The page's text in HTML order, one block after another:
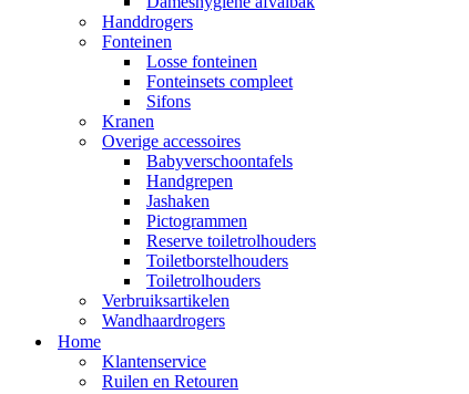
Handdrogers
Fonteinen
Losse fonteinen
Fonteinsets compleet
Sifons
Kranen
Overige accessoires
Babyverschoontafels
Handgrepen
Jashaken
Pictogrammen
Reserve toiletrolhouders
Toiletborstelhouders
Toiletrolhouders
Verbruiksartikelen
Wandhaardrogers
Home
Klantenservice
Ruilen en Retouren